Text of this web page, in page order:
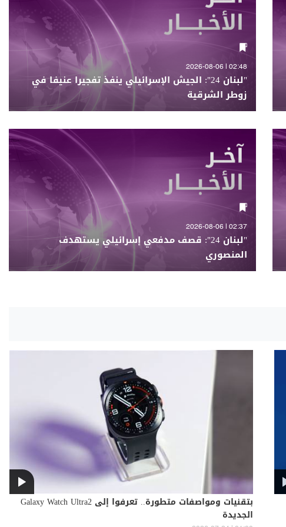
02:48 | 2026-08-06
"لبنان 24": الجيش الإسرائيلي ينفذ تفجيرا عنيفا في
زوطر الشرقية
02:37 | 2026-08-06
"لبنان 24": قصف مدفعي إسرائيلي يستهدف
المنصوري
بتقنيات ومواصفات متطورة.. تعرفوا إلى Galaxy Watch Ultra2
الجديدة